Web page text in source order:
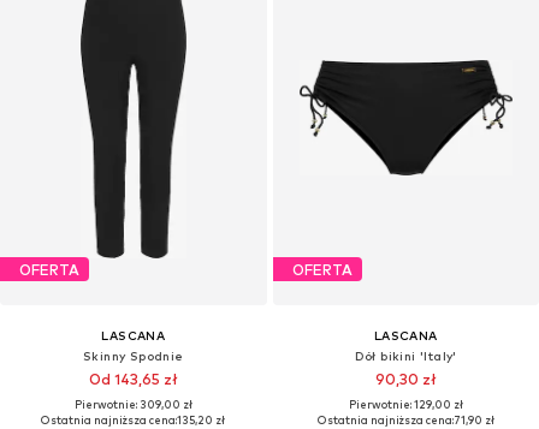
OFERTA
LASCANA
Skinny Spodnie
Od 143,65 zł
Pierwotnie: 309,00 zł
Ostatnia najniższa cena:135,20 zł
OFERTA
LASCANA
Dół bikini 'Italy'
90,30 zł
Pierwotnie: 129,00 zł
Ostatnia najniższa cena:71,90 zł